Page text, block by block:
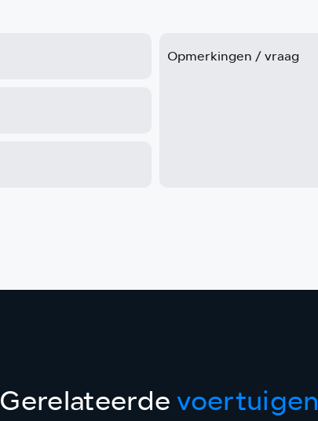
Gerelateerdevoertuigen